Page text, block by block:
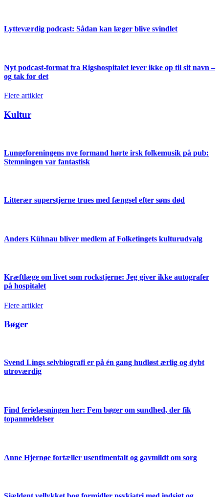
Lytteværdig podcast: Sådan kan læger blive svindlet
Nyt podcast-format fra Rigshospitalet lever ikke op til sit navn –
og tak for det
Flere artikler
Kultur
Lungeforeningens nye formand hørte irsk folkemusik på pub:
Stemningen var fantastisk
Litterær superstjerne trues med fængsel efter søns død
Anders Kühnau bliver medlem af Folketingets kulturudvalg
Kræftlæge om livet som rockstjerne: Jeg giver ikke autografer
på hospitalet
Flere artikler
Bøger
Svend Lings selvbiografi er på én gang hudløst ærlig og dybt
utroværdig
Find ferielæsningen her: Fem bøger om sundhed, der fik
topanmeldelser
Anne Hjernøe fortæller usentimentalt og gavmildt om sorg